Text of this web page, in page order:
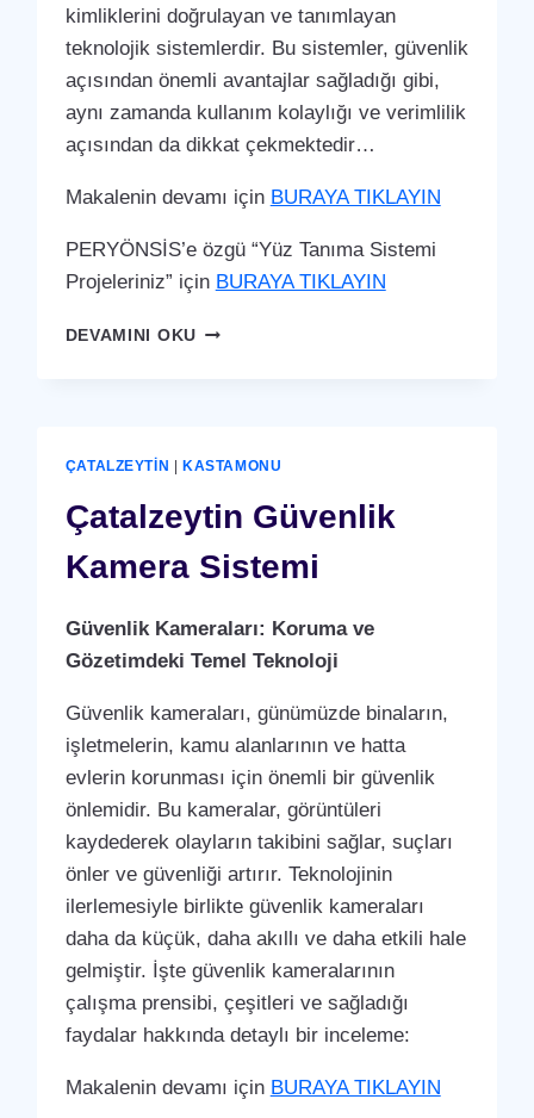
kimliklerini doğrulayan ve tanımlayan
teknolojik sistemlerdir. Bu sistemler, güvenlik
açısından önemli avantajlar sağladığı gibi,
aynı zamanda kullanım kolaylığı ve verimlilik
açısından da dikkat çekmektedir…
Makalenin devamı için BURAYA TIKLAYIN
PERYÖNSİS’e özgü “Yüz Tanıma Sistemi
Projeleriniz” için BURAYA TIKLAYIN
DEVAMINI OKUÇATALZEYTIN
ÇATALZEYTIN KASTAMONU
Çatalzeytin Güvenlik
Kamera Sistemi
Güvenlik Kameraları: Koruma ve
Gözetimdeki Temel Teknoloji
Güvenlik kameraları, günümüzde binaların,
işletmelerin, kamu alanlarının ve hatta
evlerin korunması için önemli bir güvenlik
önlemidir. Bu kameralar, görüntüleri
kaydederek olayların takibini sağlar, suçları
önler ve güvenliği artırır. Teknolojinin
ilerlemesiyle birlikte güvenlik kameraları
daha da küçük, daha akıllı ve daha etkili hale
gelmiştir. İşte güvenlik kameralarının
çalışma prensibi, çeşitleri ve sağladığı
faydalar hakkında detaylı bir inceleme:
Makalenin devamı için BURAYA TIKLAYIN